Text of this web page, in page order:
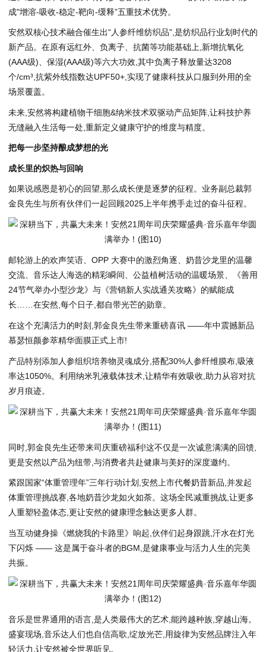
成"增溶-吸收-稳定-靶向-缓释”五重技术优势。
安然双核心技术融合催生出“人参纤维纺织品”,是纺织品行业划时代的
新产品。在原有远红外、负离子、抗菌等功能基础上,新增抗氧化
(AAA级)、保湿(AAA级)等六大功效,其中负离子释放量达3208
个/cm³,抗紫外线指数达UPF50+,实现了健康科技从口服到外用的全
场景覆盖。
未来,安然将构建植物干细胞&纳米技术双驱动产品矩阵,让科技护养
无缝融入生活每一处,重新定义健康守护的维度与精度。
把每一步坚持酿成梦想的光
成长里的炽热与回响
如果说感恩是初心的回望,那么成长便是逐梦的征程。业务副总裁郭
金良先生与所有伙伴们一起回顾2025上半年携手走过的奋斗征程。
邮轮游上的欢声笑语、OPP 大赛中的激烈角逐、奶昔沙龙里的温馨
交流、音乐达人海选的精彩瞬间、公益植树活动的温暖场景、《善用
24节气举办小型沙龙》与《营销新人实战通关攻略》的赋能成
长……在安然,每个日子,都自带光芒的勋章。
在这个充满活力的时刻,郭金良先生带来重磅喜讯 ——年中震撼新品
慕瑟恒颜参萃精华面膜正式上市!
产品特别添加人参组织培养物灵魂成分,搭配30%人参纤维膜布,吸液
率达1050%。利用纳米乳液载体技术,让精华有效吸收,助力从容对抗
岁月痕迹。
同时,郭金良先生还带来司庆重磅福利!这不仅是一次诚意满满的回馈,
更是安然以产品为纽带,与消费者共赴健康与美好的深度邀约。
紧跟国家“体重管理年”三年行动计划,安然上市代餐奶昔新品,并发起
体重管理挑战赛,各地奶昔沙龙如火如荼。这场全民减重挑战,让更多
人重塑轻盈体态,更让安然的健康理念触达更多人群。
当互动健身操《燃烧我的卡路里》响起,伙伴们起身跟跳,汗水在灯光
下闪烁 —— 这是属于奋斗者的BGM,是健康事业与活力人生的完美
共振。
音乐是世界通用的语言,是人类最伟大的艺术,能跨越种族,穿越山海。
盛宴现场,音乐达人们也自信高歌,绽放光芒,用旋律为安然品牌注入年
轻活力,让安然被全世界听见。